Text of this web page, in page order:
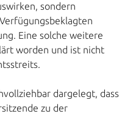
sondern
Eine solche weitere
worden und ist nicht
dargelegt, dass
zu der